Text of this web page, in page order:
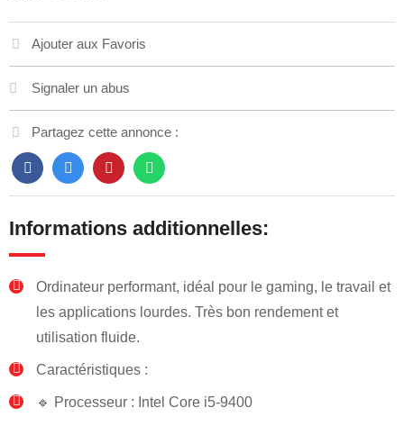
Ajouter aux Favoris
Signaler un abus
Partagez cette annonce :
Informations additionnelles:
Ordinateur performant, idéal pour le gaming, le travail et
les applications lourdes. Très bon rendement et
utilisation fluide.
Caractéristiques :
🔹 Processeur : Intel Core i5-9400